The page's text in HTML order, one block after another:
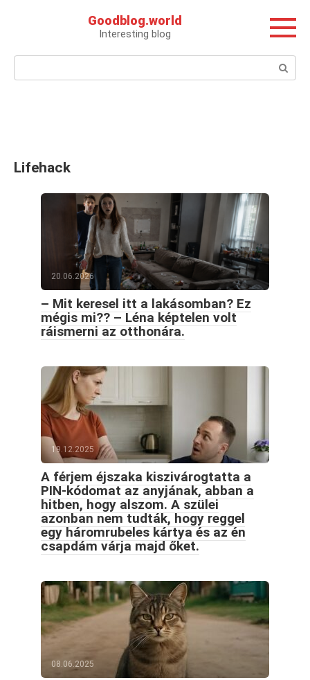
Goodblog.world
Interesting blog
Поиск:
Lifehack
20.06.2026
– Mit keresel itt a lakásomban? Ez
mégis mi?? – Léna képtelen volt
ráismerni az otthonára.
19.12.2025
A férjem éjszaka kiszivárogtatta a
PIN-kódomat az anyjának, abban a
hitben, hogy alszom. A szülei
azonban nem tudták, hogy reggel
egy háromrubeles kártya és az én
csapdám várja majd őket.
08.06.2025